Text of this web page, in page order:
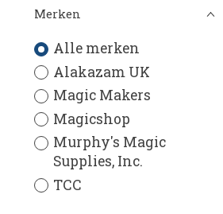
Merken
Alle merken
Alakazam UK
Magic Makers
Magicshop
Murphy's Magic
Supplies, Inc.
TCC